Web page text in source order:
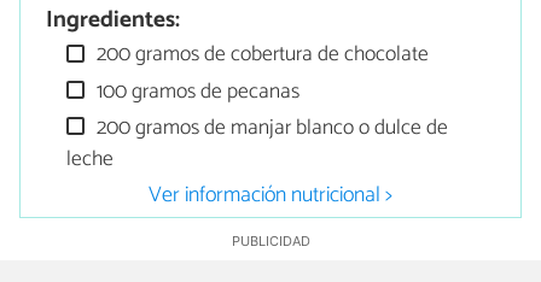
Ingredientes:
200 gramos de cobertura de chocolate
100 gramos de pecanas
200 gramos de manjar blanco o dulce de
leche
Ver información nutricional >